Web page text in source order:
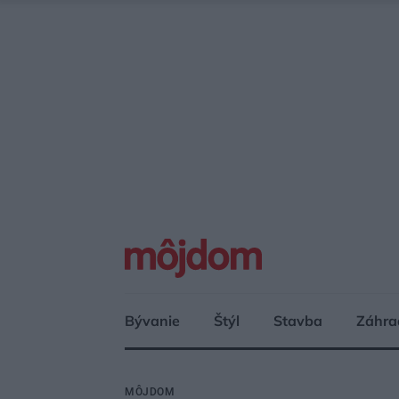
Bývanie Štýl Stavba
MÔJDOM